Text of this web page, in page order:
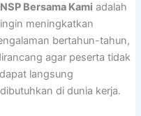
Bersama Kami adalah
meningkatkan
bertahun-tahun,
agar peserta tidak
langsung
di dunia kerja.